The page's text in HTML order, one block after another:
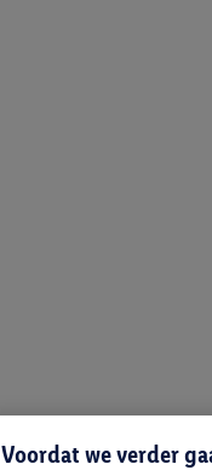
Voordat we verder